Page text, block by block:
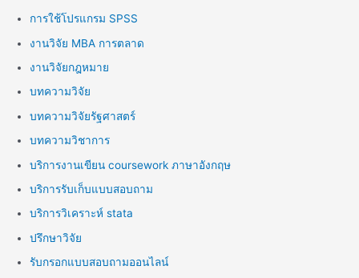
การใช้โปรแกรม SPSS
งานวิจัย MBA การตลาด
งานวิจัยกฎหมาย
บทความวิจัย
บทความวิจัยรัฐศาสตร์
บทความวิชาการ
บริการงานเขียน coursework ภาษาอังกฤษ
บริการรับเก็บแบบสอบถาม
บริการวิเคราะห์ stata
ปรึกษาวิจัย
รับกรอกแบบสอบถามออนไลน์